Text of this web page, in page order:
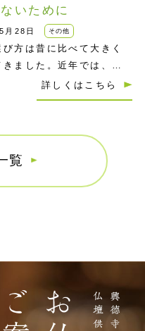
いために
月28日 その他
び方は昔に比べて大きく
ました。近年では、自
高まりや供養の多様化に
樹木葬…
詳しくはこちら
覧